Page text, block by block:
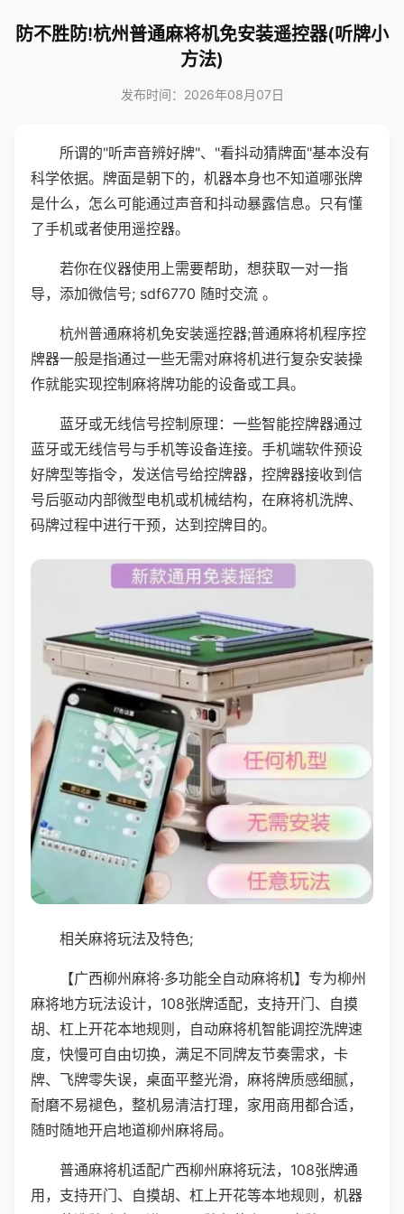
防不胜防!杭州普通麻将机免安装遥控器(听牌小
方法)
发布时间：2026年08月07日
所谓的"听声音辨好牌"、"看抖动猜牌面"基本没有
科学依据。牌面是朝下的，机器本身也不知道哪张牌
是什么，怎么可能通过声音和抖动暴露信息。只有懂
了手机或者使用遥控器。
若你在仪器使用上需要帮助，想获取一对一指
导，添加微信号; sdf6770 随时交流 。
杭州普通麻将机免安装遥控器;普通麻将机程序控
牌器一般是指通过一些无需对麻将机进行复杂安装操
作就能实现控制麻将牌功能的设备或工具。
蓝牙或无线信号控制原理：一些智能控牌器通过
蓝牙或无线信号与手机等设备连接。手机端软件预设
好牌型等指令，发送信号给控牌器，控牌器接收到信
号后驱动内部微型电机或机械结构，在麻将机洗牌、
码牌过程中进行干预，达到控牌目的。
相关麻将玩法及特色;
【广西柳州麻将·多功能全自动麻将机】专为柳州
麻将地方玩法设计，108张牌适配，支持开门、自摸
胡、杠上开花本地规则，自动麻将机智能调控洗牌速
度，快慢可自由切换，满足不同牌友节奏需求，卡
牌、飞牌零失误，桌面平整光滑，麻将牌质感细腻，
耐磨不易褪色，整机易清洁打理，家用商用都合适，
随时随地开启地道柳州麻将局。
普通麻将机适配广西柳州麻将玩法，108张牌通
用，支持开门、自摸胡、杠上开花等本地规则，机器